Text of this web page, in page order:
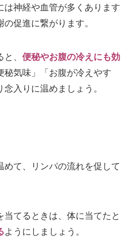
は神経や血管が多くあります
促進に繋がります。
、 便秘やお腹の冷えにも効
秘気味」「お腹が冷えやす
入りに温めましょう。
めて、リンパの流れを促して
当てるときは、体に当てたと
ようにしましょう。